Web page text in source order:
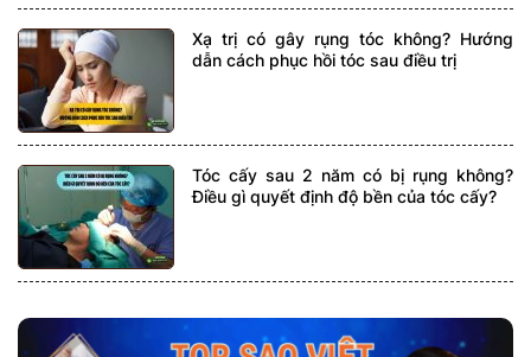
Xạ trị có gây rụng tóc không? Hướng
dẫn cách phục hồi tóc sau điều trị
Tóc cấy sau 2 năm có bị rụng không?
Điều gì quyết định độ bền của tóc cấy?